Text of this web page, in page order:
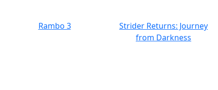
Rambo 3
Strider Returns: Journey
from Darkness